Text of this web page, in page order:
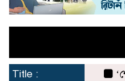
Title :
‘শেখ